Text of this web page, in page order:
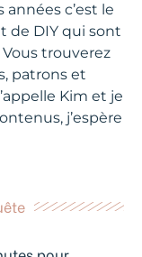
c’est le
de DIY qui sont
trouverez
patrons et
Kim et je
j’espère